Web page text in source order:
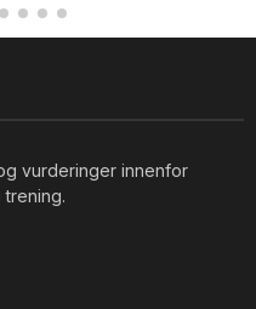
vurderinger innenfor